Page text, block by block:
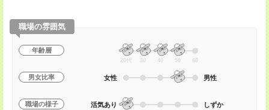
職場の雰囲気
年齢層
20代 30 40 50 60
男女比率 女性 男性
職場の様子 活気あり しずか